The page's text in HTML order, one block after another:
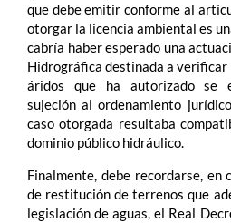
que debe emitir conforme al
otorgar la licencia ambiental es
cabría haber esperado una
Hidrográfica destinada a
áridos que ha autorizado se
sujeción al ordenamiento
caso otorgada resultaba
dominio público hidráulico.
Finalmente, debe recordarse, en
de restitución de terrenos que
legislación de aguas, el Real